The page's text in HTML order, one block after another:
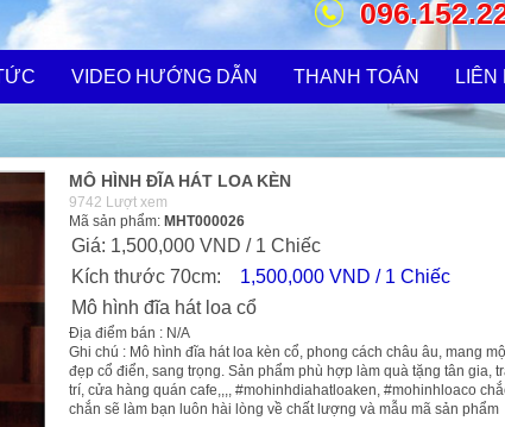
VIDEO HƯỚNG DẪN THANH TOÁN LIÊN
MÔ HÌNH ĐĨA HÁT LOA KÈN
9742 Lượt xem
Mã sản phẩm: MHT000026
Giá: 1,500,000 VND / 1 Chiếc
Kích thước 70cm: 1,500,000 VND / 1 Chiếc
Mô hình đĩa hát loa cổ
Địa điểm bán : N/A
Ghi chú : Mô hình đĩa hát loa kèn cổ, phong cách châu âu, mang
đẹp cổ điển, sang trọng. Sản phẩm phù hợp làm quà tặng tân gia,
trí, cửa hàng quán cafe,,,, #mohinhdiahatloaken, #mohinhloaco
chắn sẽ làm bạn luôn hài lòng về chất lượng và mẫu mã sản phẩm